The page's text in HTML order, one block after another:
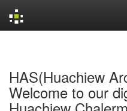
HAS(Huachiew
Welcome to our